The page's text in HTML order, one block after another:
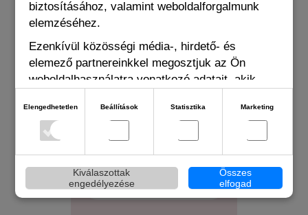
biztosításához, valamint weboldalforgalmunk
elemzéséhez.
Ezenkívül közösségi média-, hirdető- és
elemező partnereinkkel megosztjuk az Ön
weboldalhasználatra vonatkozó adatait, akik
amelyeket Ön adott meg számukra vagy az Ön
által használt más szolgáltatásokból gyűjtöttek.
Elengedhetetlen Beállítások Statisztika Marketing
Kiválaszottak
engedélyezése
Összes
elfogad